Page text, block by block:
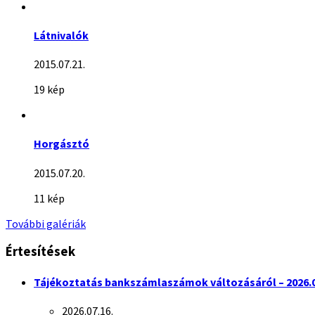
Látnivalók
2015.07.21.
19 kép
Horgásztó
2015.07.20.
11 kép
További galériák
Értesítések
Tájékoztatás bankszámlaszámok változásáról –
2026.07.16.